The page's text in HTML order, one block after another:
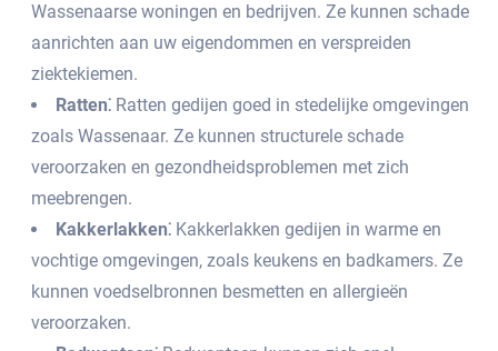
Wassenaarse woningen en bedrijven.​ Ze kunnen schade
aanrichten aan uw eigendommen en verspreiden
ziektekiemen.​
Ratten⁚ Ratten gedijen goed in stedelijke omgevingen
zoals Wassenaar.​ Ze kunnen structurele schade
veroorzaken en gezondheidsproblemen met zich
meebrengen.​
Kakkerlakken⁚ Kakkerlakken gedijen in warme en
vochtige omgevingen, zoals keukens en badkamers.​ Ze
kunnen voedselbronnen besmetten en allergieën
veroorzaken.​